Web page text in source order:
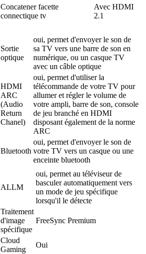
Concatener facette
connectique tv
Avec HDMI
2.1
Sortie
optique
oui, permet d'envoyer le son de
sa TV vers une barre de son en
numérique, ou un casque TV
avec un câble optique
HDMI
ARC
(Audio
Return
Chanel)
oui, permet d'utiliser la
télécommande de votre TV pour
allumer et régler le volume de
votre ampli, barre de son, console
de jeu branché en HDMI
disposant également de la norme
ARC
Bluetooth
oui, permet d'envoyer le son de
votre TV vers un casque ou une
enceinte bluetooth
ALLM
oui, permet au téléviseur de
basculer automatiquement vers
un mode de jeu spécifique
lorsqu'il le détecte
Traitement
d'image
spécifique
FreeSync Premium
Cloud
Gaming
Oui